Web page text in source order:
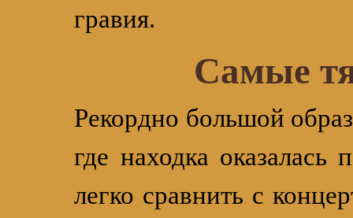
гравия.
Самые
Рекордно большой
где находка
легко сравнить с